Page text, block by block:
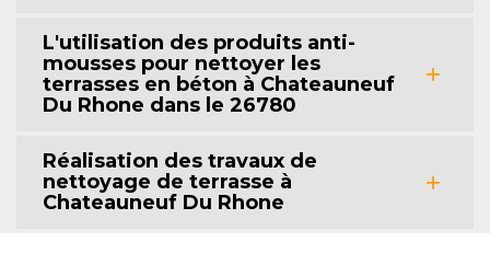
L'utilisation des produits anti-
mousses pour nettoyer les
terrasses en béton à Chateauneuf
Du Rhone dans le 26780
Réalisation des travaux de
nettoyage de terrasse à
Chateauneuf Du Rhone